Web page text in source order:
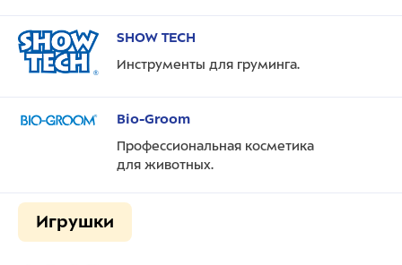
SHOW TECH
Инструменты для груминга.
Bio-Groom
Профессиональная косметика
для животных.
Игрушки